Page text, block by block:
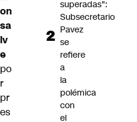
on
sa
lv
e
po
r
pr
es
superadas":
Subsecretario
Pavez
se
refiere
a
la
polémica
con
el